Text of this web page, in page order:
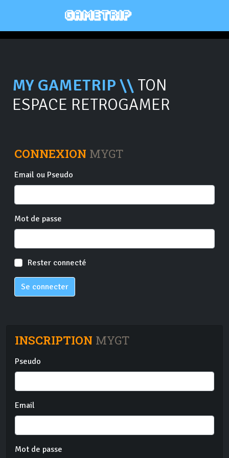
MY GAMETRIP \\ TON
ESPACE RETROGAMER
CONNEXION MYGT
Email ou Pseudo
Mot de passe
Rester connecté
Se connecter
INSCRIPTION MYGT
Pseudo
Email
Mot de passe